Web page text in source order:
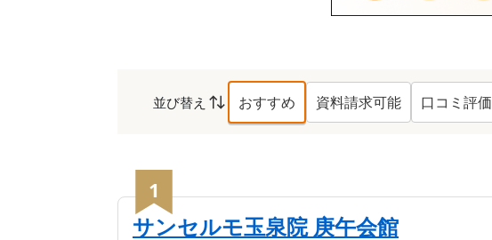
並び替え おすすめ 資料請求可能 口コミ評価
西区
1
サンセルモ玉泉院 庚午会館